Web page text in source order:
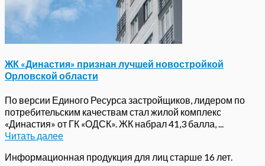
ЖК «Династия» признан лучшей новостройкой
Орловской области
По версии Единого Ресурса застройщиков, лидером по
потребительским качествам стал жилой комплекс
«Династия» от ГК «ОДСК». ЖК набрал 41,3 балла, ...
Читать далее
Информационная продукция для лиц старше 16 лет.